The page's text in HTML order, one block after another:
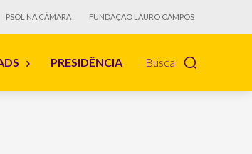
PSOL NA CÂMARA FUNDAÇÃO LAURO CAMPOS
Busca
PRESIDÊNCIA